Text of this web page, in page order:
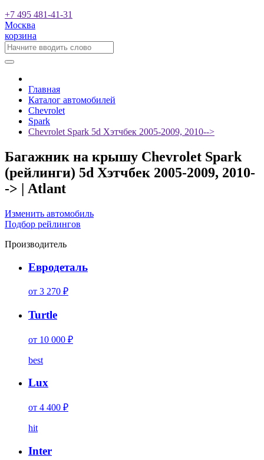
+7 495 481-41-31
Москва
корзина
Главная
Каталог автомобилей
Chevrolet
Spark
Chevrolet Spark 5d Хэтчбек 2005-2009, 2010-->
Багажник на крышу Chevrolet Spark
(рейлинги) 5d Хэтчбек 2005-2009, 2010-
-> | Atlant
Изменить автомобиль
Подбор рейлингов
Производитель
Евродеталь
от 3 270 ₽
Turtle
от 10 000 ₽
best
Lux
от 4 400 ₽
hit
Inter